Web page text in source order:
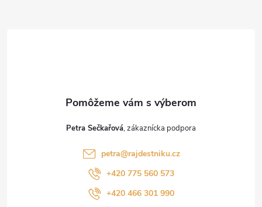
Petra Sečkařová
petra@rajdestniku.cz
+420 775 560 573
+420 466 301 990